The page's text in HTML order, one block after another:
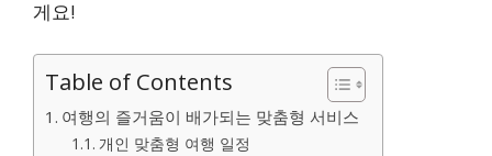
게요!
Table of Contents
여행의 즐거움이 배가되는 맞춤형 서비스
개인 맞춤형 여행 일정